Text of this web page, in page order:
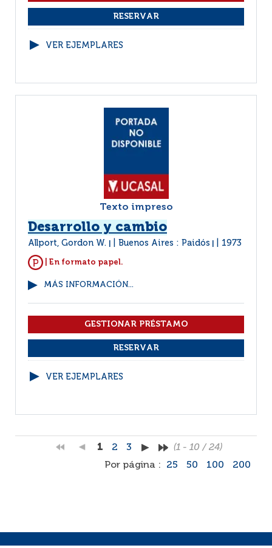
VER EJEMPLARES
Texto impreso
Desarrollo y cambio
Allport, Gordon W. Buenos Aires : Paidós 1973
| En formato papel.
MÁS INFORMACIÓN...
VER EJEMPLARES
1 2 3
(1 - 10 / 24)
Por página :
25 50 100 200